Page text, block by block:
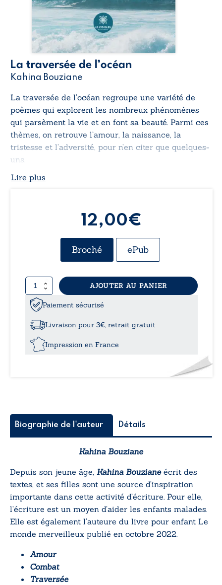
La traversée de l’océan
Kahina Bouziane
La traversée de l’océan regroupe une variété de
poèmes qui explorent les nombreux phénomènes
qui parsèment la vie et en font sa beauté. Parmi ces
thèmes, on retrouve l’amour, la naissance, la
tristesse et l’adversité, pour n’en citer que quelques-
uns.
Lire plus
12,00€
Broché ePub
quantité
de
La
traversée
de
l'océan
AJOUTER AU PANIER
Paiement sécurisé
Livraison pour 3€, retrait gratuit
Impression en France
Biographie de l'auteur Détails
Kahina Bouziane
Depuis son jeune âge, Kahina Bouziane écrit des
textes, et ses filles sont une source d’inspiration
importante dans cette activité d’écriture. Pour elle,
l’écriture est un moyen d’aider les enfants malades.
Elle est également l’auteure du livre pour enfant Le
monde merveilleux publié en octobre 2022.
Amour
Combat
Traversée